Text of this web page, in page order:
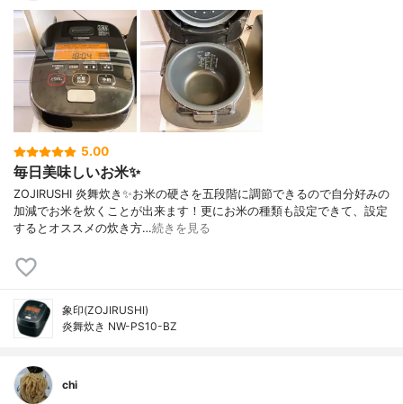
5.00
毎日美味しいお米✨
ZOJIRUSHI 炎舞炊き✨お米の硬さを五段階に調節できるので自分好みの
加減でお米を炊くことが出来ます！更にお米の種類も設定できて、設定
するとオススメの炊き方…続きを見る
象印(ZOJIRUSHI)
炎舞炊き NW-PS10-BZ
chi